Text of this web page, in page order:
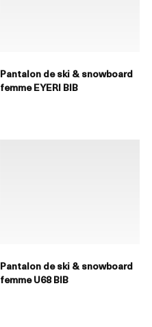
Pantalon de ski & snowboard
femme EYERI BIB
Pantalon de ski & snowboard
femme U68 BIB